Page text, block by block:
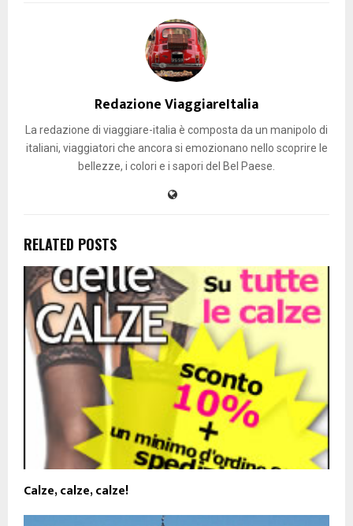
Redazione ViaggiareItalia
La redazione di viaggiare-italia è composta da un manipolo di
italiani, viaggiatori che ancora si emozionano nello scoprire le
bellezze, i colori e i sapori del Bel Paese.
RELATED POSTS
Calze, calze, calze!